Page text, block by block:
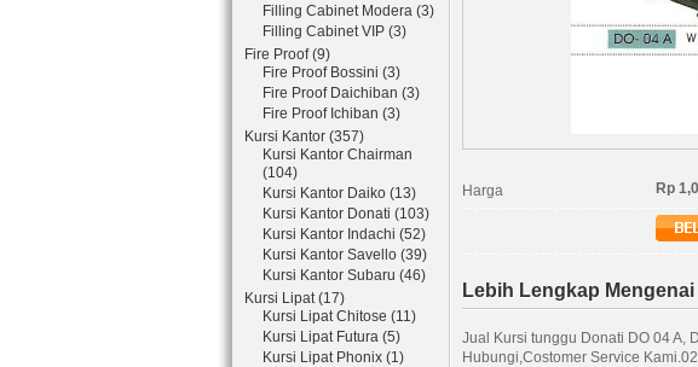
Filling Cabinet Modera (3)
Filling Cabinet VIP (3)
Fire Proof (9)
Fire Proof Bossini (3)
Fire Proof Daichiban (3)
Fire Proof Ichiban (3)
Kursi Kantor (357)
Kursi Kantor Chairman
(104)
Kursi Kantor Daiko (13)
Kursi Kantor Donati (103)
Kursi Kantor Indachi (52)
Kursi Kantor Savello (39)
Kursi Kantor Subaru (46)
Kursi Lipat (17)
Kursi Lipat Chitose (11)
Kursi Lipat Futura (5)
Kursi Lipat Phonix (1)
Harga Rp
Lebih Lengkap
Jual Kursi tunggu Donati DO 04 A,
Hubungi,Costomer Service